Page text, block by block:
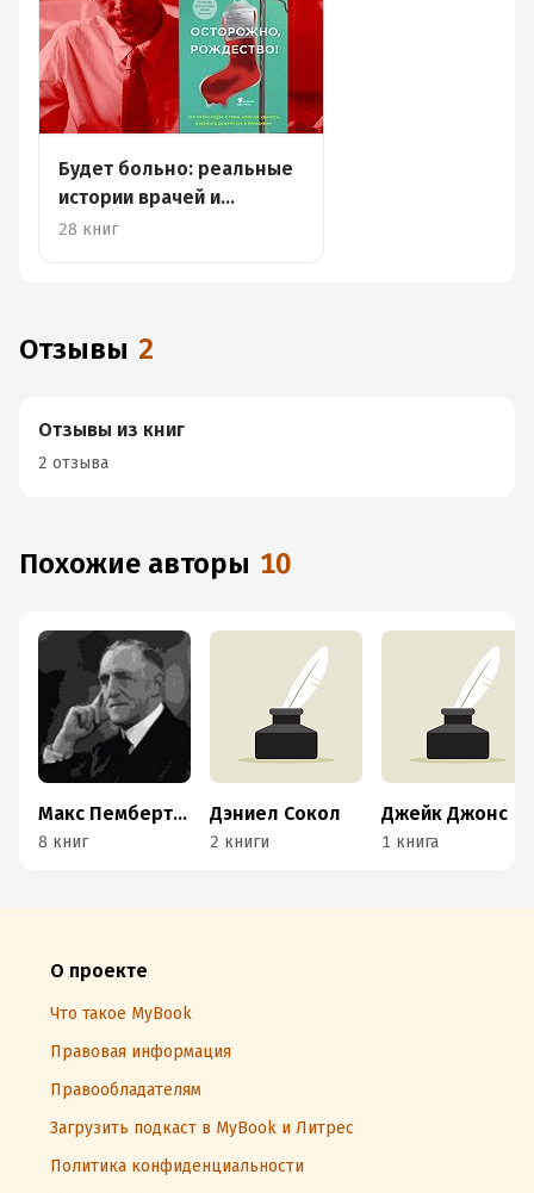
Будет больно: реальные
истории врачей и
пациентов
28 книг
Отзывы 2
Отзывы из книг
2 отзыва
Похожие авторы 10
Макс Пембертон
8 книг
Дэниел Сокол
2 книги
Джейк Джонс
1 книга
О проекте
Что такое MyBook
Правовая информация
Правообладателям
Загрузить подкаст в MyBook и Литрес
Политика конфиденциальности